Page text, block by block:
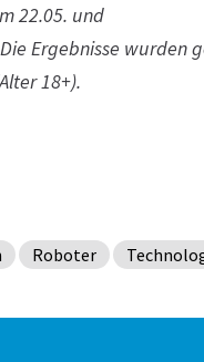
22.05. und
Ergebnisse wurden
18+).
Roboter